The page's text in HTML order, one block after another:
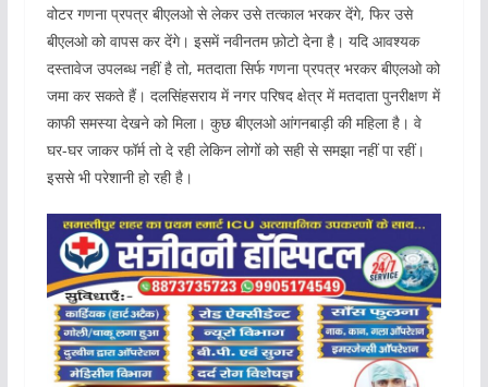
वोटर गणना प्रपत्र बीएलओ से लेकर उसे तत्काल भरकर देंगे, फिर उसे
बीएलओ को वापस कर देंगे। इसमें नवीनतम फ़ोटो देना है। यदि आवश्यक
दस्तावेज उपलब्ध नहीं है तो, मतदाता सिर्फ गणना प्रपत्र भरकर बीएलओ को
जमा कर सकते हैं। दलसिंहसराय में नगर परिषद क्षेत्र में मतदाता पुनरीक्षण में
काफी समस्या देखने को मिला। कुछ बीएलओ आंगनबाड़ी की महिला है। वे
घर-घर जाकर फॉर्म तो दे रही लेकिन लोगों को सही से समझा नहीं पा रहीं।
इससे भी परेशानी हो रही है।